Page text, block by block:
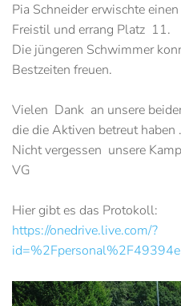
Pia Schneider erwischte
Freistil und errang Platz 11.
Die jüngeren Schwimmer
Bestzeiten freuen.
Vielen Dank an unsere
die die Aktiven betreut haben .
Nicht vergessen unsere
VG
Hier gibt es das Protokoll:
https://onedrive.live.com/?